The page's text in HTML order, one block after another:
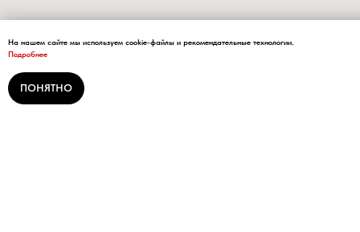
На нашем сайте мы используем cookie-файлы и рекомендательные технологии.
Подробнее
ПОНЯТНО